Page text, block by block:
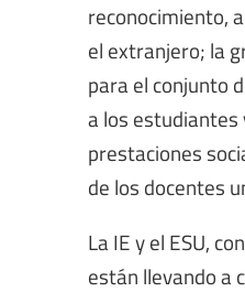
reconocimiento,
el extranjero; la
para el conjunto
a los
prestaciones
de los docentes
La IE y el ESU,
están llevando a